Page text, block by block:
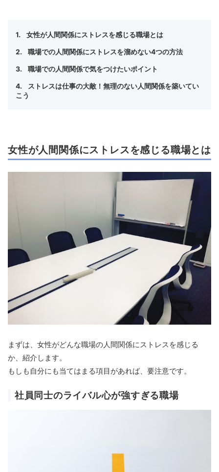
女性が人間関係にストレスを感じる職場とは
職場での人間関係にストレスを溜めない4つの方法
職場での人間関係で気をつけたいポイント
ストレスは仕事の大敵！無理のない人間関係を築いてい
こう
女性が人間関係にストレスを感じる職場とは
まずは、女性がどんな職場の人間関係にストレスを感じる
か、紹介します。
もしも自分にも当てはまる項目があれば、要注意です。
社員同士のライバル心が強すぎる職場